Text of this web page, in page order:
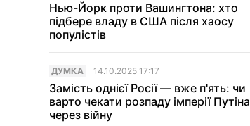
Нью-Йорк проти Вашингтона: хто
підбере владу в США після хаосу
популістів
ДУМКА 14.10.2025 17:17
Замість однієї Росії — вже п'ять: чи
варто чекати розпаду імперії Путіна
через війну